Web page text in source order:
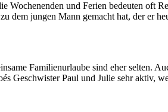
Wochenenden und Ferien bedeuten oft
jungen Mann gemacht hat, der er
Familienurlaube sind eher selten.
Geschwister Paul und Julie sehr aktiv,